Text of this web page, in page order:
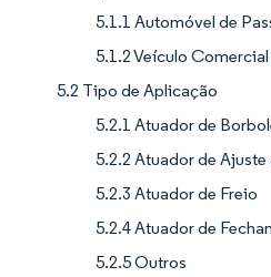
5.1.1 Automóvel de
5.1.2 Veículo Comercial
5.2 Tipo de Aplicação
5.2.1 Atuador de
5.2.2 Atuador de Ajuste
5.2.3 Atuador de Freio
5.2.4 Atuador de
5.2.5 Outros